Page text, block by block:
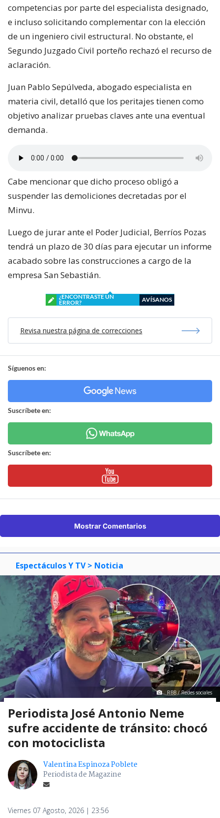
competencias por parte del especialista designado,
e incluso solicitando complementar con la elección
de un ingeniero civil estructural. No obstante, el
Segundo Juzgado Civil porteño rechazó el recurso de
aclaración.
Juan Pablo Sepúlveda, abogado especialista en
materia civil, detalló que los peritajes tienen como
objetivo analizar pruebas claves ante una eventual
demanda.
Cabe mencionar que dicho proceso obligó a
suspender las demoliciones decretadas por el
Minvu.
Luego de jurar ante el Poder Judicial, Berríos Pozas
tendrá un plazo de 30 días para ejecutar un informe
acabado sobre las construcciones a cargo de la
empresa San Sebastián.
¿ENCONTRASTE UN
ERROR?
AVÍSANOS
Revisa nuestra página de correcciones
Síguenos en:
Suscríbete en:
Suscríbete en:
Mostrar Comentarios
Espectáculos Y TV > Noticia
RBB / Redes sociales
Periodista José Antonio Neme
sufre accidente de tránsito: chocó
con motociclista
Valentina Espinoza Poblete
Periodista de Magazine
Viernes 07 Agosto, 2026 | 23:56